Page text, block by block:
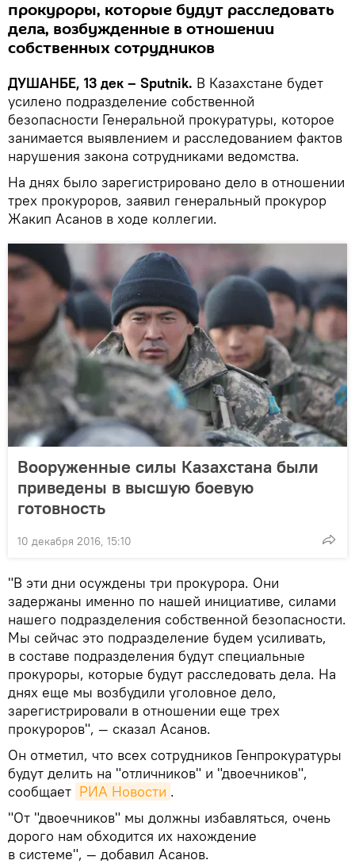
прокуроры, которые будут расследовать
дела, возбужденные в отношении
собственных сотрудников
ДУШАНБЕ, 13 дек – Sputnik. В Казахстане будет
усилено подразделение собственной
безопасности Генеральной прокуратуры, которое
занимается выявлением и расследованием фактов
нарушения закона сотрудниками ведомства.
На днях было зарегистрировано дело в отношении
трех прокуроров, заявил генеральный прокурор
Жакип Асанов в ходе коллегии.
Вооруженные силы Казахстана были
приведены в высшую боевую
готовность
10 декабря 2016, 15:10
"В эти дни осуждены три прокурора. Они
задержаны именно по нашей инициативе, силами
нашего подразделения собственной безопасности.
Мы сейчас это подразделение будем усиливать,
в составе подразделения будут специальные
прокуроры, которые будут расследовать дела. На
днях еще мы возбудили уголовное дело,
зарегистрировали в отношении еще трех
прокуроров", — сказал Асанов.
Он отметил, что всех сотрудников Генпрокуратуры
будут делить на "отличников" и "двоечников",
сообщает РИА Новости .
"От "двоечников" мы должны избавляться, очень
дорого нам обходится их нахождение
в системе", — добавил Асанов.